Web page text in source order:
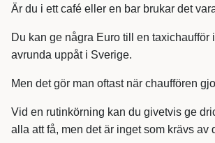
Är du i ett café eller en bar brukar det
Du kan ge några Euro till en taxichaufför
avrunda uppåt i Sverige.
Men det gör man oftast när chauffören
Vid en rutinkörning kan du givetvis ge
alla att få, men det är inget som krävs av